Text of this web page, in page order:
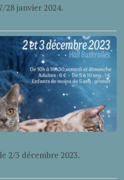
28 janvier 2024.
2/3 décembre 2023.